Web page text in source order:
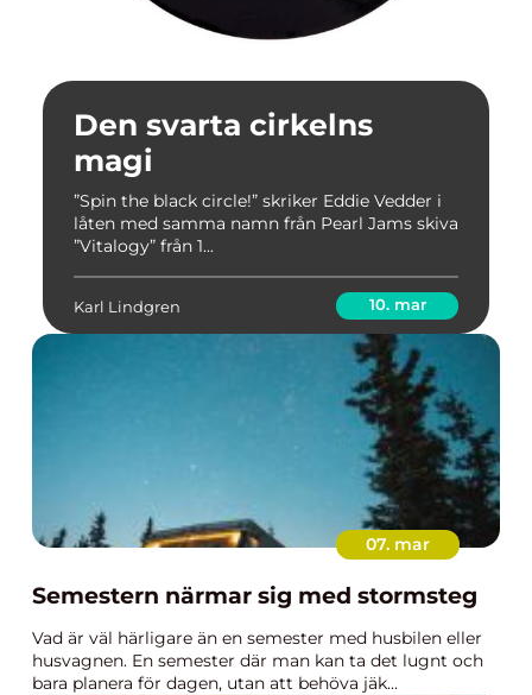
Den svarta cirkelns
magi
”Spin the black circle!” skriker Eddie Vedder i
låten med samma namn från Pearl Jams skiva
”Vitalogy” från 1...
Karl Lindgren 10. mar
07. mar
Semestern närmar sig med stormsteg
Vad är väl härligare än en semester med husbilen eller
husvagnen. En semester där man kan ta det lugnt och
bara planera för dagen, utan att behöva jäk...